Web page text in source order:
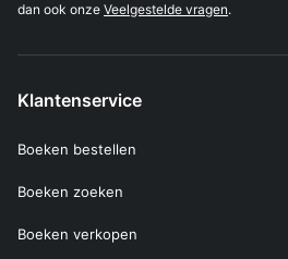
dan ook onze Veelgestelde vragen.
Klantenservice
Boeken bestellen
Boeken zoeken
Boeken verkopen